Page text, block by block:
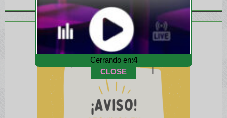
Cerrando en:3
CLOSE